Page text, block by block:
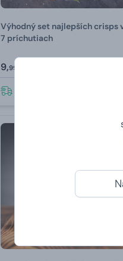
Výhodný set najlepších crisps
7 príchutiach
9,99 €